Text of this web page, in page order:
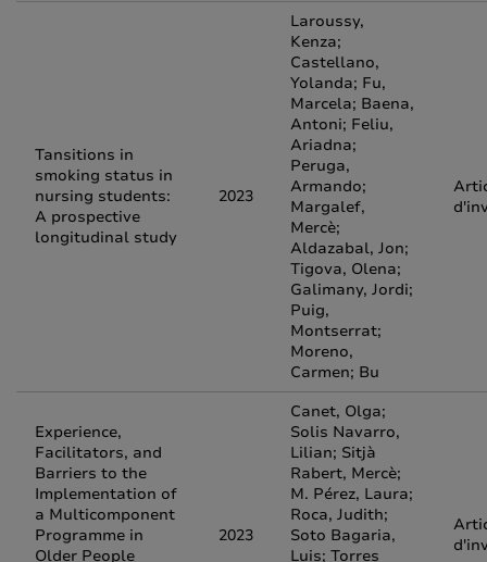
Tansitions in
smoking status in
nursing students:
A prospective
longitudinal study
2023
Laroussy,
Kenza;
Castellano,
Yolanda; Fu,
Marcela; Baena,
Antoni; Feliu,
Ariadna;
Peruga,
Armando;
Margalef,
Mercè;
Aldazabal, Jon;
Tigova, Olena;
Galimany, Jordi;
Puig,
Montserrat;
Moreno,
Carmen; Bu
Experience,
Facilitators, and
Barriers to the
Implementation of
a Multicomponent
Programme in
Older People
2023
Canet, Olga;
Solis Navarro,
Lilian; Sitjà
Rabert, Mercè;
M. Pérez, Laura;
Roca, Judith;
Soto Bagaria,
Luis; Torres